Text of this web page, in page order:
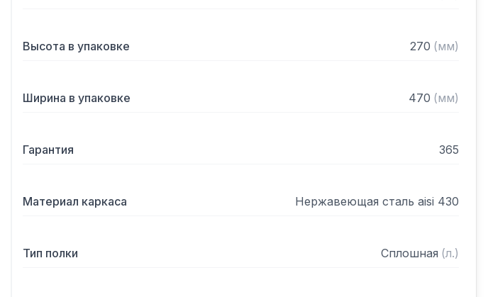
Высота в упаковке 270 (мм)
Ширина в упаковке 470 (мм)
Гарантия 365
Материал каркаса Нержавеющая сталь aisi 430
Тип полки Сплошная (л.)